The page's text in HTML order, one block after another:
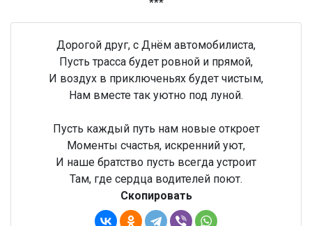
Дорогой друг, с Днём автомобилиста,
Пусть трасса будет ровной и прямой,
И воздух в приключеньях будет чистым,
Нам вместе так уютно под луной.
Пусть каждый путь нам новые откроет
Моменты счастья, искренний уют,
И наше братство пусть всегда устроит
Там, где сердца водителей поют.
Скопировать